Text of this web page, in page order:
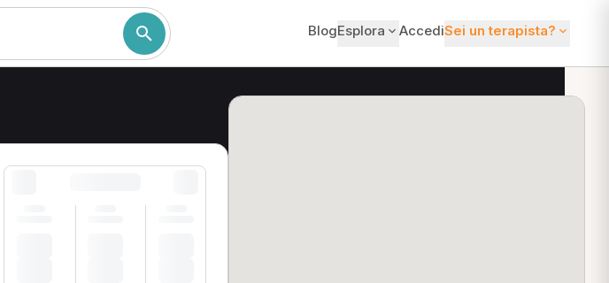
BlogEsplora AccediSei un terapista?